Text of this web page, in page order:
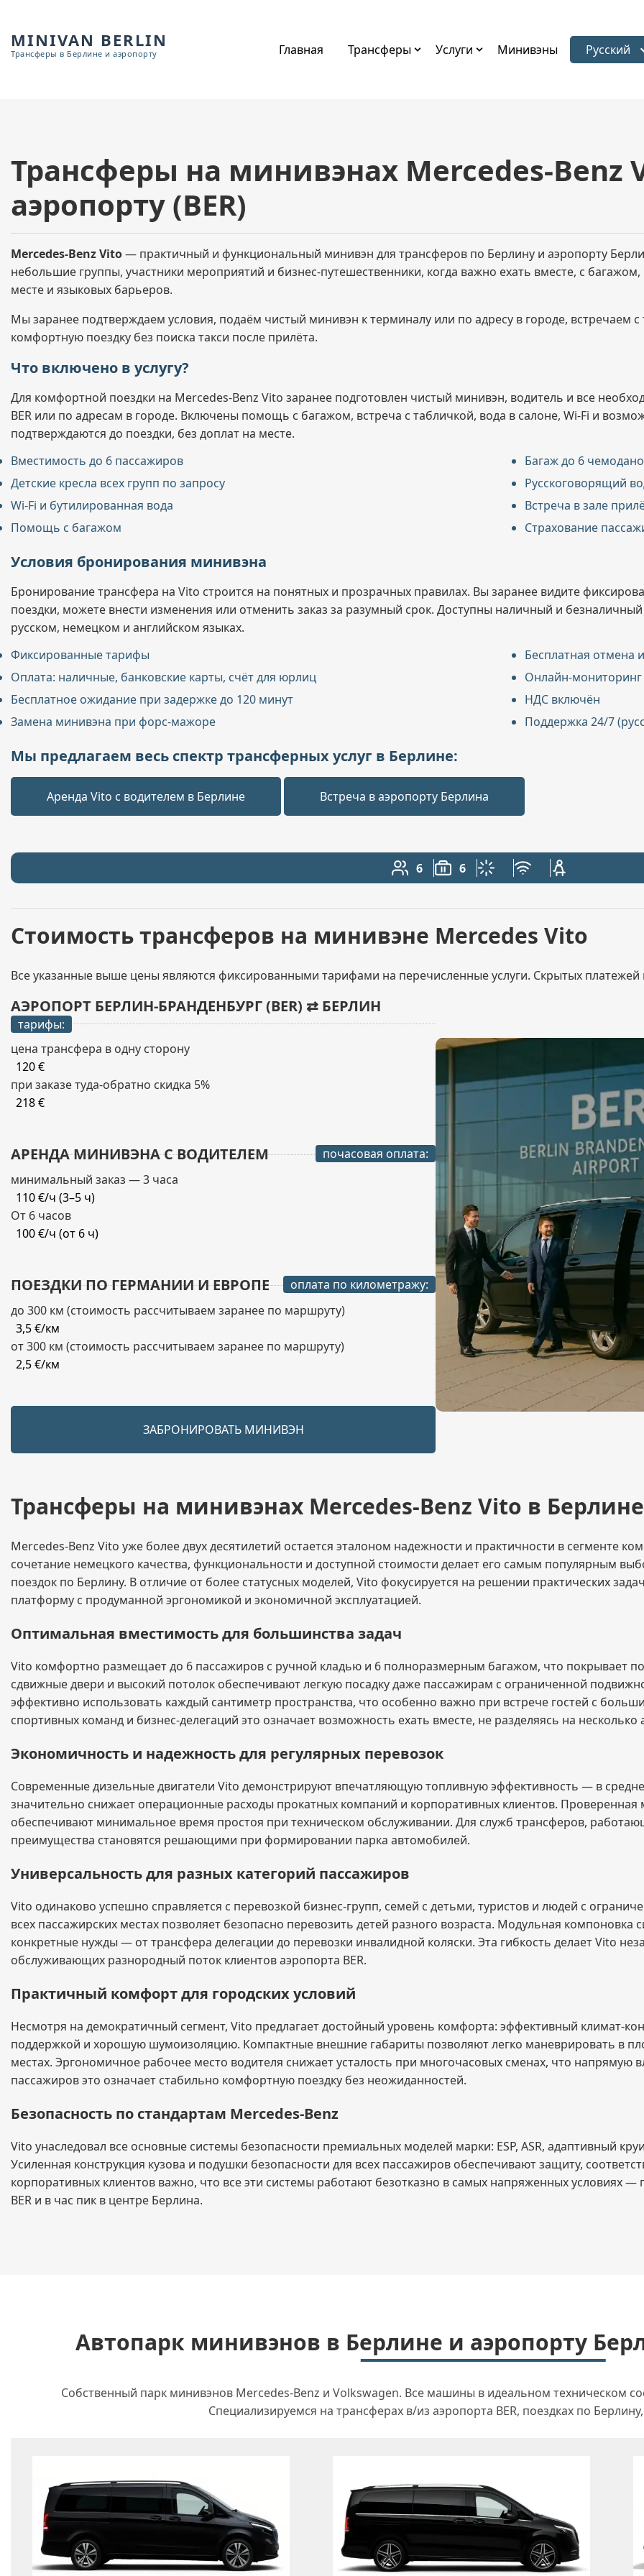
MINIVAN BERLIN
Трансферы в Берлине и аэропорту Главная Трансферы Услуги Минивэны Выбрать
Русский
Трансферы на минивэнах Mercedes-Benz
аэропорту (BER)
Mercedes-Benz Vito— практичный и функциональный минивэн для трансферов по Берлину и аэропорту
небольшие группы, участники мероприятий и бизнес-путешественники, когда важно ехать вместе, с
месте и языковых барьеров.
Мы заранее подтверждаем условия, подаём чистый минивэн к терминалу или по адресу в городе, встречаем
комфортную поездку без поиска такси после прилёта.
Что включено в услугу?
Для комфортной поездки на Mercedes-Benz Vito заранее подготовлен чистый минивэн, водитель и все
BER или по адресам в городе. Включены помощь с багажом, встреча с табличкой, вода в салоне, Wi-Fi и
подтверждаются до поездки, без доплат на месте.
Вместимость до 6 пассажиров
Багаж до 6
Детские кресла всех групп по запросу
Русскоговорящий
Wi-Fi и бутилированная вода
Встреча в зале
Помощь с багажом
Страхование
Условия бронирования минивэна
Бронирование трансфера на Vito строится на понятных и прозрачных правилах. Вы заранее видите
поездки, можете внести изменения или отменить заказ за разумный срок. Доступны наличный и
русском, немецком и английском языках.
Фиксированные тарифы
Бесплатная отмена
Оплата: наличные, банковские карты, счёт для юрлиц
Онлайн-мониторинг
Бесплатное ожидание при задержке до 120 минут
НДС включён
Замена минивэна при форс-мажоре
Поддержка 24/7
Мы предлагаем весь спектр трансферных услуг в Берлине:
Аренда Vito с водителем в Берлине Встреча в аэропорту Берлина
6
Количество пассажиров: 6
6
Вместимость багажа: 6
Климат-контроль
Бесплатный Wi-Fi
Детское кресло
Стоимость трансферов на минивэне Mercedes Vito
Все указанные выше цены являются фиксированными тарифами на перечисленные услуги. Скрытых платежей
АЭРОПОРТ БЕРЛИН-БРАНДЕНБУРГ (BER) ⇄ БЕРЛИН
тарифы:
цена трансфера в одну сторону
120 €
при заказе туда-обратно скидка 5%
218 €
АРЕНДА МИНИВЭНА С ВОДИТЕЛЕМ
почасовая оплата:
минимальный заказ — 3 часа
110 €/ч (3–5 ч)
От 6 часов
100 €/ч (от 6 ч)
ПОЕЗДКИ ПО ГЕРМАНИИ И ЕВРОПЕ
оплата по километражу:
до 300 км (стоимость рассчитываем заранее по маршруту)
3,5 €/км
от 300 км (стоимость рассчитываем заранее по маршруту)
2,5 €/км
ЗАБРОНИРОВАТЬ МИНИВЭН
Трансферы на минивэнах Mercedes-Benz Vito в Берлине
Mercedes-Benz Vito уже более двух десятилетий остается эталоном надежности и практичности в сегменте
сочетание немецкого качества, функциональности и доступной стоимости делает его самым популярным
поездок по Берлину. В отличие от более статусных моделей, Vito фокусируется на решении практических
платформу с продуманной эргономикой и экономичной эксплуатацией.
Оптимальная вместимость для большинства задач
Vito комфортно размещает до 6 пассажиров с ручной кладью и 6 полноразмерным багажом, что покрывает
сдвижные двери и высокий потолок обеспечивают легкую посадку даже пассажирам с ограниченной
эффективно использовать каждый сантиметр пространства, что особенно важно при встрече гостей с
спортивных команд и бизнес-делегаций это означает возможность ехать вместе, не разделяясь на
Экономичность и надежность для регулярных перевозок
Современные дизельные двигатели Vito демонстрируют впечатляющую топливную эффективность — в
значительно снижает операционные расходы прокатных компаний и корпоративных клиентов. Проверенная
обеспечивают минимальное время простоя при техническом обслуживании. Для служб трансферов,
преимущества становятся решающими при формировании парка автомобилей.
Универсальность для разных категорий пассажиров
Vito одинаково успешно справляется с перевозкой бизнес-групп, семей с детьми, туристов и людей с
всех пассажирских местах позволяет безопасно перевозить детей разного возраста. Модульная
конкретные нужды — от трансфера делегации до перевозки инвалидной коляски. Эта гибкость делает Vito
обслуживающих разнородный поток клиентов аэропорта BER.
Практичный комфорт для городских условий
Несмотря на демократичный сегмент, Vito предлагает достойный уровень комфорта: эффективный климат-
поддержкой и хорошую шумоизоляцию. Компактные внешние габариты позволяют легко маневрировать в
местах. Эргономичное рабочее место водителя снижает усталость при многочасовых сменах, что напрямую
пассажиров это означает стабильно комфортную поездку без неожиданностей.
Безопасность по стандартам Mercedes-Benz
Vito унаследовал все основные системы безопасности премиальных моделей марки: ESP, ASR, адаптивный
Усиленная конструкция кузова и подушки безопасности для всех пассажиров обеспечивают защиту,
корпоративных клиентов важно, что все эти системы работают безотказно в самых напряженных условиях
BER и в час пик в центре Берлина.
Автопарк минивэнов в Берлине и аэропорту
Собственный парк минивэнов Mercedes-Benz и Volkswagen. Все машины в идеальном техническом
Специализируемся на трансферах в/из аэропорта BER, поездках по